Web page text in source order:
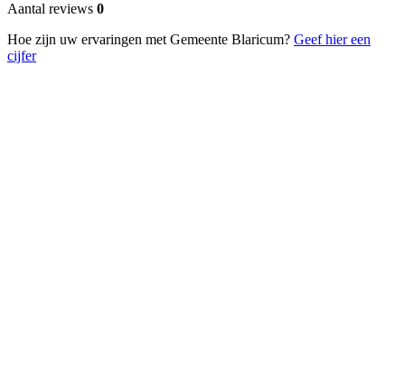
Aantal reviews 0
Hoe zijn uw ervaringen met Gemeente Blaricum? Geef hier een
cijfer